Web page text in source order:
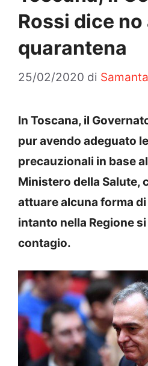
Rossi dice no
quarantena
25/02/2020 di
In Toscana, il
pur avendo adeguato
precauzionali in base
Ministero della Salute,
attuare alcuna forma
intanto nella Regione
contagio.